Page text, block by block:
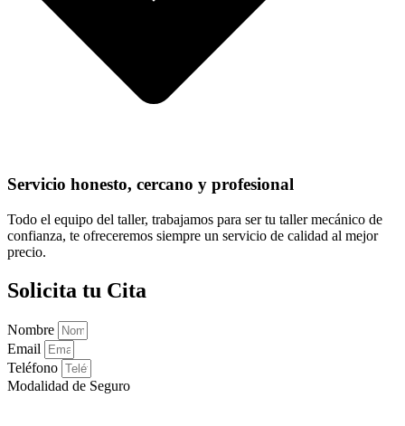
Servicio honesto, cercano y profesional
Todo el equipo del taller, trabajamos para ser tu taller mecánico de
confianza, te ofreceremos siempre un servicio de calidad al mejor
precio.
Solicita tu Cita
Nombre
Email
Teléfono
Modalidad de Seguro